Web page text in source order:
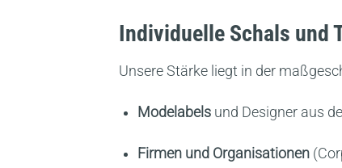
Individuelle Schals und
Unsere Stärke liegt in der
Modelabelsund Designer aus
Firmen und Organisationen